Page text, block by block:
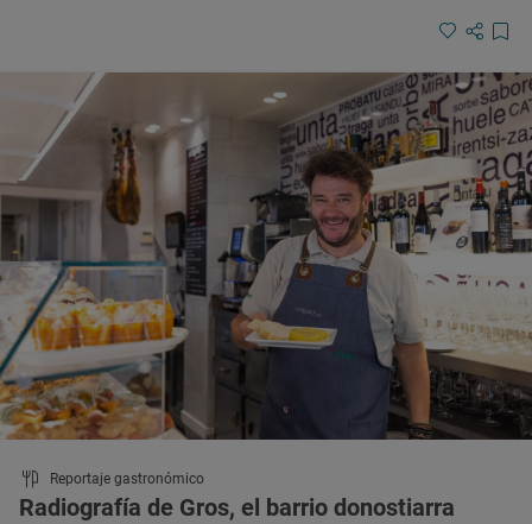
Reportaje gastronómico
Radiografía de Gros, el barrio donostiarra